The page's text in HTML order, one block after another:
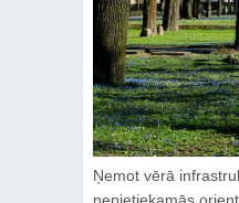
Ņemot vērā